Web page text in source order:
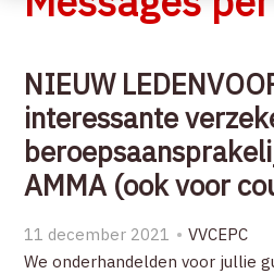
NIEUW
interessante
AMMA (ook voor
11 december 2021
VVCEPC
We onderhandelden voor jullie
CONTACT
ZOEK